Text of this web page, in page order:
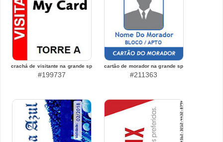
crachá de visitante na grande sp
#199737
cartão de morador na grande sp
#211363